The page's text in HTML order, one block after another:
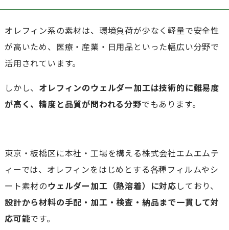
オレフィン系の素材は、環境負荷が少なく軽量で安全性
が高いため、医療・産業・日用品といった幅広い分野で
活用されています。
しかし、 オレフィンのウェルダー加工は技術的に難易度
が高く、精度と品質が問われる分野でもあります。
東京・板橋区に本社・工場を構える株式会社エムエムテ
ィーでは、オレフィンをはじめとする各種フィルムやシ
ート素材のウェルダー加工（熱溶着）に対応しており、
設計から材料の手配・加工・検査・納品まで一貫して対
応可能です。